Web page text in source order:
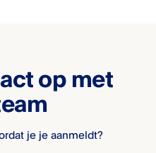
op met
je je aanmeldt?